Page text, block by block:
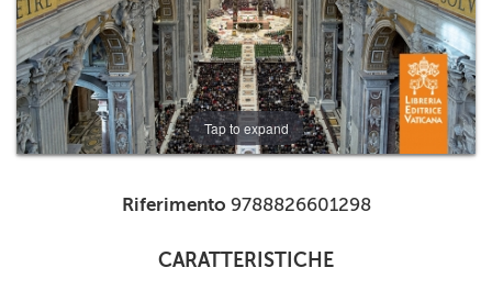
Tap to expand
Riferimento 9788826601298
CARATTERISTICHE